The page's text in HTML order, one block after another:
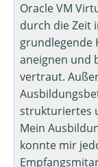
Oracle VM
durch die Zeit
grundlegende
aneignen und
vertraut.
strukturiertes
Mein
konnte mir